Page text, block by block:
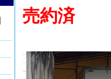
売約済